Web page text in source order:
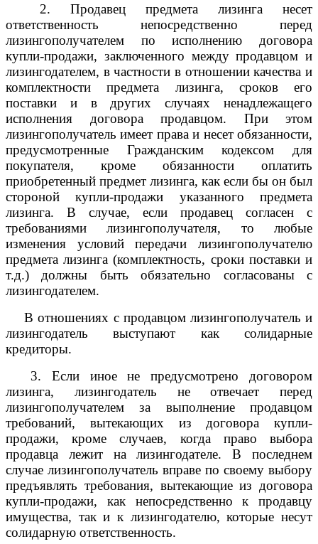
2. Продавец предмета лизинга несет
ответственность непосредственно перед
лизингополучателем по исполнению договора
купли-продажи, заключенного между продавцом и
лизингодателем, в частности в отношении качества и
комплектности предмета лизинга, сроков его
поставки и в других случаях ненадлежащего
исполнения договора продавцом. При этом
лизингополучатель имеет права и несет обязанности,
предусмотренные Гражданским кодексом для
покупателя, кроме обязанности оплатить
приобретенный предмет лизинга, как если бы он был
стороной купли-продажи указанного предмета
лизинга. В случае, если продавец согласен с
требованиями лизингополучателя, то любые
изменения условий передачи лизингополучателю
предмета лизинга (комплектность, сроки поставки и
т.д.) должны быть обязательно согласованы с
лизингодателем.
В отношениях с продавцом лизингополучатель и
лизингодатель выступают как солидарные
кредиторы.
3. Если иное не предусмотрено договором
лизинга, лизингодатель не отвечает перед
лизингополучателем за выполнение продавцом
требований, вытекающих из договора купли-
продажи, кроме случаев, когда право выбора
продавца лежит на лизингодателе. В последнем
случае лизингополучатель вправе по своему выбору
предъявлять требования, вытекающие из договора
купли-продажи, как непосредственно к продавцу
имущества, так и к лизингодателю, которые несут
солидарную ответственность.